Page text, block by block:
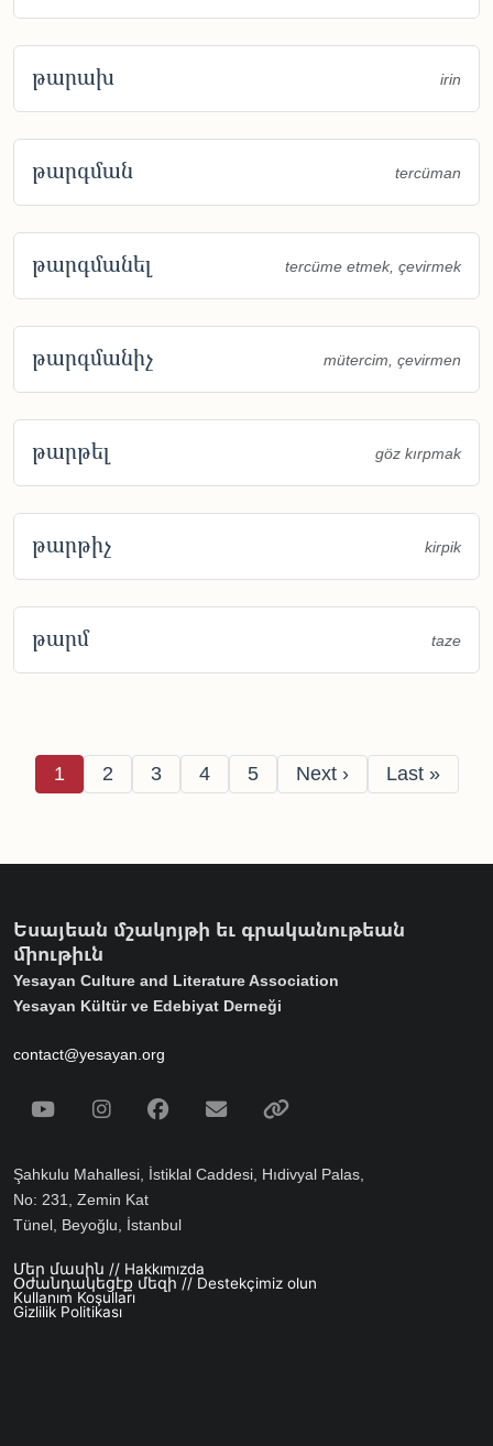
թարախ irin
թարգման tercüman
թարգմանել tercüme etmek, çevirmek
թարգմանիչ mütercim, çevirmen
թարթել göz kırpmak
թարթիչ kirpik
թարմ taze
Pagination
Page
1 Page
2 Page
3 Page
4 Page
5 Next page
Next › Last page
Last »
Եսայեան մշակոյթի եւ գրականութեան
միութիւն
Yesayan Culture and Literature Association
Yesayan Kültür ve Edebiyat Derneği
contact@yesayan.org
Social Media
YoutubeInstagramFacebook
Email
Şahkulu Mahallesi, İstiklal Caddesi, Hıdivyal Palas,
No: 231, Zemin Kat
Tünel, Beyoğlu, İstanbul
Footer menu
Մեր մասին // Hakkımızda
Օժանդակեցէք մեզի // Destekçimiz olun
Kullanım Koşulları
Gizlilik Politikası